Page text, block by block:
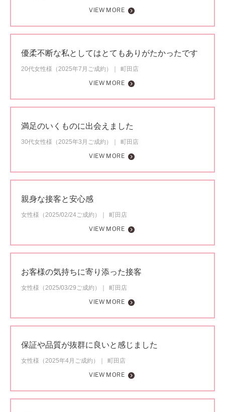
VIEW MORE
優柔不断な私としてはとてもありがたかったです
20代女性様（2025年7月ご成約）
町田店
VIEW MORE
満足のいくものに出会えました
30代女性様（2025年3月ご成約）
町田店
VIEW MORE
親身な接客と安心感
女性様（2025/02/24ご成約）
町田店
VIEW MORE
お客様の気持ちに寄り添った接客
女性様（2025/03/29ご成約）
町田店
VIEW MORE
保証や品質が抜群に良いと感じました
女性様（2025年4月ご成約）
町田店
VIEW MORE